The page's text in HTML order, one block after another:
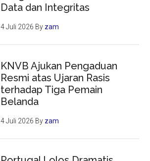
Data dan Integritas
4 Juli 2026 By zam
KNVB Ajukan Pengaduan
Resmi atas Ujaran Rasis
terhadap Tiga Pemain
Belanda
4 Juli 2026 By zam